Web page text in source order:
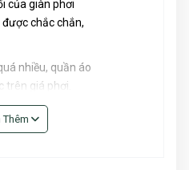
của giàn phơi
chắc chắn,
nhiều, quần áo
trên giá phơi.
Thêm